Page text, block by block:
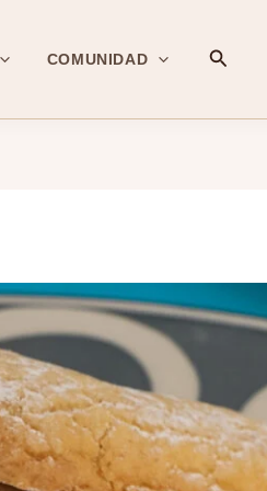
COMUNIDAD